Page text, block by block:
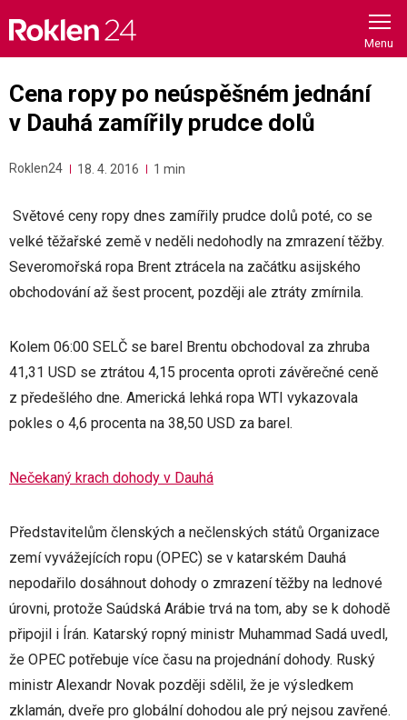
content
Cena ropy po neúspěšném jednání
v Dauhá zamířily prudce dolů
Roklen24 18. 4. 2016 1 min
Světové ceny ropy dnes zamířily prudce dolů poté, co se
velké těžařské země v neděli nedohodly na zmrazení těžby.
Severomořská ropa Brent ztrácela na začátku asijského
obchodování až šest procent, později ale ztráty zmírnila.
Kolem 06:00 SELČ se barel Brentu obchodoval za zhruba
41,31 USD se ztrátou 4,15 procenta oproti závěrečné ceně
z předešlého dne. Americká lehká ropa WTI vykazovala
pokles o 4,6 procenta na 38,50 USD za barel.
Nečekaný krach dohody v Dauhá
Představitelům členských a nečlenských států Organizace
zemí vyvážejících ropu (OPEC) se v katarském Dauhá
nepodařilo dosáhnout dohody o zmrazení těžby na lednové
úrovni, protože Saúdská Arábie trvá na tom, aby se k dohodě
připojil i Írán. Katarský ropný ministr Muhammad Sadá uvedl,
že OPEC potřebuje více času na projednání dohody. Ruský
ministr Alexandr Novak později sdělil, že je výsledkem
zklamán, dveře pro globální dohodou ale prý nejsou zavřené.